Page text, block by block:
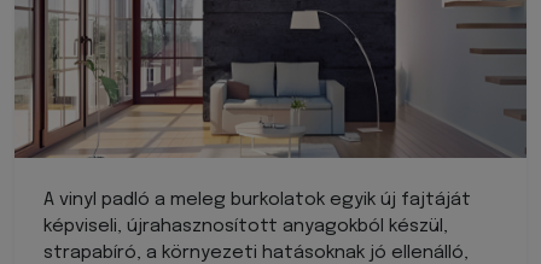
A vinyl padló a meleg burkolatok egyik új fajtáját
képviseli, újrahasznosított anyagokból készül,
strapabíró, a környezeti hatásoknak jó ellenálló,